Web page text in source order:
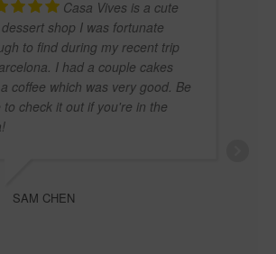
Casa Vives is a cute
shop I was fortunate
to find during my recent trip
I had a couple cakes
coffee which was very good. Be
to check it out if you're in the
SAM CHEN